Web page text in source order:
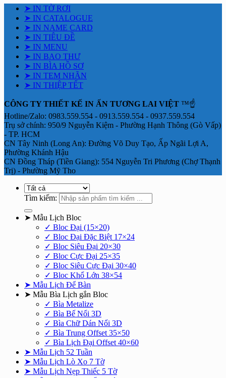
➤ IN TỜ RƠI
➤ IN CATALOGUE
➤ IN NAME CARD
➤ IN TIÊU ĐỀ
➤ IN MENU
➤ IN BAO THƯ
➤ IN BÌA HỒ SƠ
➤ IN TEM NHÃN
➤ IN THIỆP TẾT
CÔNG TY THIẾT KẾ IN ẤN TƯƠNG LAI VIỆT ™☝️
Hotline/Zalo: 0983.559.554 - 0913.559.554 - 0937.559.554
Trụ sở chính: 950/9 Nguyễn Kiệm - Phường Hạnh Thông (Gò Vấp)
- TP. HCM
CN Tây Ninh (Long An): Đường Võ Duy Tạo, Ấp Ngãi Lợi A,
Phường Khánh Hậu
CN Đồng Tháp (Tiền Giang): 554 Nguyễn Tri Phương (Chợ Thạnh
Trị) - Phường Mỹ Tho
Tìm kiếm:
➤ Mẫu Lịch Bloc
✓ Bloc Đại (15×20)
✓ Bloc Đại Đặc Biệt 17×24
✓ Bloc Siêu Đại 20×30
✓ Bloc Cực Đại 25×35
✓ Bloc Siêu Cực Đại 30×40
✓ Bloc Khổ Lớn 38×54
➤ Mẫu Lịch Để Bàn
➤ Mẫu Bìa Lịch gắn Bloc
✓ Bìa Metalize
✓ Bìa Bế Nổi 3D
✓ Bìa Chữ Dán Nổi 3D
✓ Bìa Trung Offset 35×50
✓ Bìa Lịch Đại Offset 40×60
➤ Mẫu Lịch 52 Tuần
➤ Mẫu Lịch Lò Xo 7 Tờ
➤ Mẫu Lịch Nẹp Thiếc 5 Tờ